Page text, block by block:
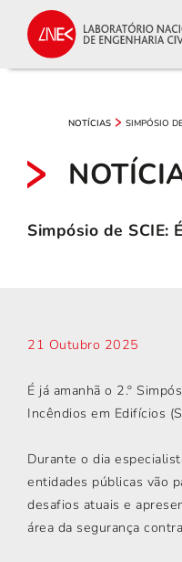
NOTÍCIAS SIMPÓSIO
Simpósio de SCIE:
21 Outubro 2025
É já amanhã o 2.º
Incêndios em Edifícios
Durante o dia
entidades públicas vão
desafios atuais e
área da segurança